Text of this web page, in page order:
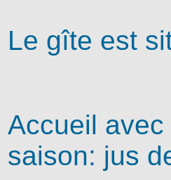
Le gîte est
Accueil
saison: jus